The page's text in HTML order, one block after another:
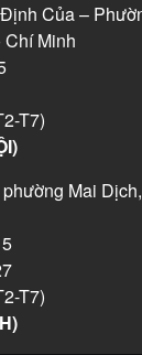
Của –
Minh
T7)
Mai
T7)